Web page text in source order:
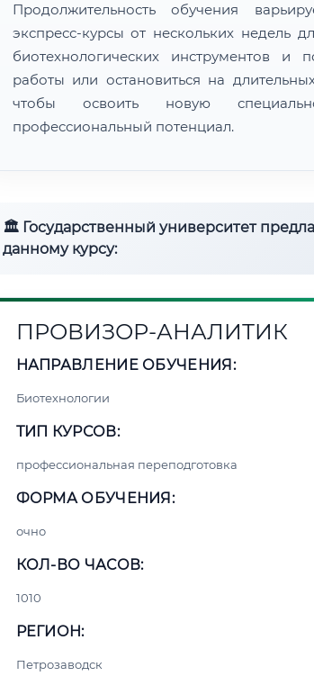
Продолжительность обучения
экспресс-курсы от нескольких недель
биотехнологических инструментов и
работы или остановиться на
чтобы освоить новую
профессиональный потенциал.
🏛 Государственный университет
данному курсу:
ПРОВИЗОР-АНАЛИТИК
НАПРАВЛЕНИЕ ОБУЧЕНИЯ:
Биотехнологии
ТИП КУРСОВ:
профессиональная переподготовка
ФОРМА ОБУЧЕНИЯ:
очно
КОЛ-ВО ЧАСОВ:
1010
РЕГИОН:
Петрозаводск